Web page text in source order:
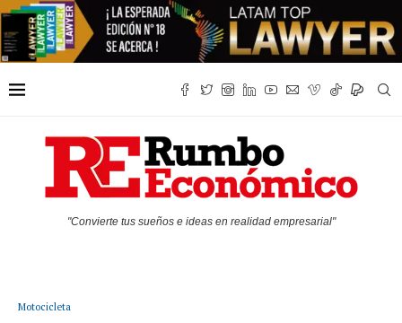
"Convierte tus sueños e ideas en realidad empresarial"
Motocicleta